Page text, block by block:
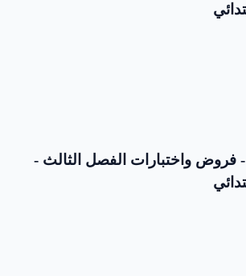
الموضوع رقم 55 - فروض واختبارات الفصل الثالث -